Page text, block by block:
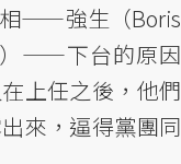
相——強生（Boris
）——下台的原因
上任之後，他們
來，逼得黨團同